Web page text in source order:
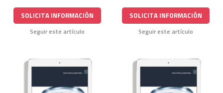
SOLICITA INFORMACIÓN
Seguir este artículo
SOLICITA INFORMACIÓN
Seguir este artículo